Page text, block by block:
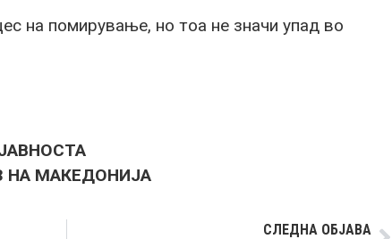
на помирување, но тоа не значи упад во
НА МАКЕДОНИЈА
СЛЕДНА ОБЈАВА